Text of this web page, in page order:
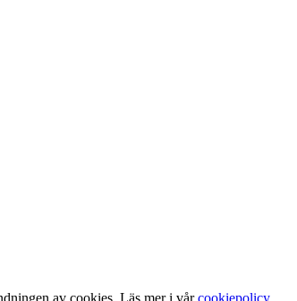
av cookies. Läs mer i vårcookiepolicy.